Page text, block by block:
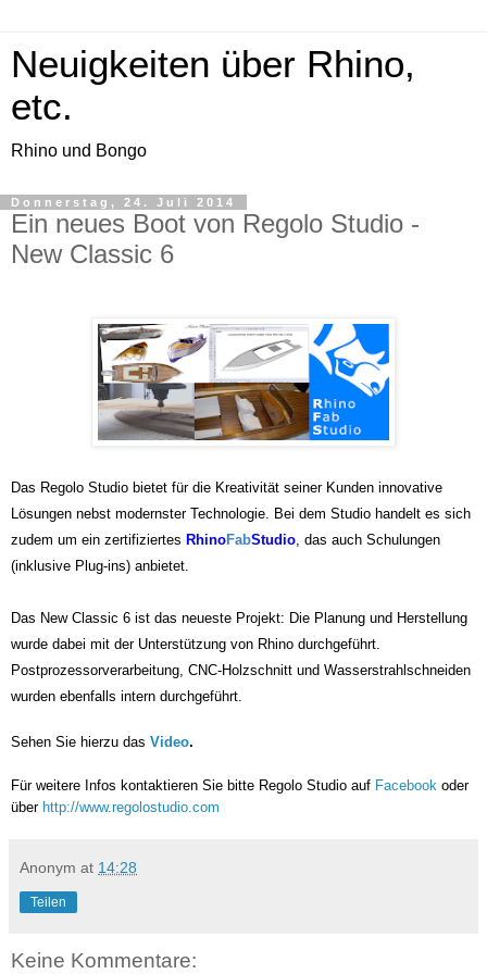
Neuigkeiten über Rhino,
etc.
Rhino und Bongo
Donnerstag, 24. Juli 2014
Ein neues Boot von Regolo Studio -
New Classic 6
Das Regolo Studio bietet für die Kreativität seiner Kunden innovative
Lösungen nebst modernster Technologie. Bei dem Studio handelt es sich
zudem um ein zertifiziertes RhinoFabStudio , das auch Schulungen
(inklusive Plug-ins) anbietet.
Das New Classic 6 ist das neueste Projekt: Die Planung und Herstellung
wurde dabei mit der Unterstützung von Rhino durchgeführt.
Postprozessorverarbeitung, CNC-Holzschnitt und Wasserstrahlschneiden
wurden ebenfalls intern durchgeführt.
Sehen Sie hierzu das Video.
Für weitere Infos kontaktieren Sie bitte Regolo Studio auf Facebook oder
über http://www.regolostudio.com
Anonym at 14:28
Teilen
Keine Kommentare: